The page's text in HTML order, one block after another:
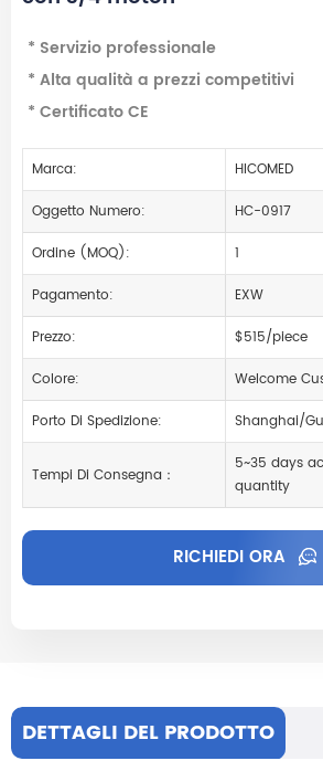
* Servizio professionale
* Alta qualità a prezzi competitivi
* Certificato CE
Marca:
HICOMED
Oggetto Numero:
HC-0917
Ordine (MOQ):
1
Pagamento:
EXW
Prezzo:
$515/piece
Colore:
Welcome
Porto Di Spedizione:
Shanghai/
Tempi Di Consegna：
5~35 days
quantity
RICHIEDI ORA
DETTAGLI DEL PRODOTTO